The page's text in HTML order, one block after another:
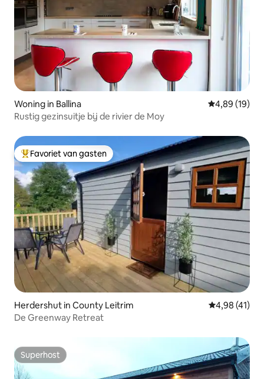
Woning in Ballina Gemiddelde
4,89 (19)
Rustig gezinsuitje bij de rivier de Moy
Topfavoriet van gasten
Favoriet van gasten
Herdershut in County Leitrim Gemiddelde
4,98 (41)
De Greenway Retreat
Superhost
Superhost